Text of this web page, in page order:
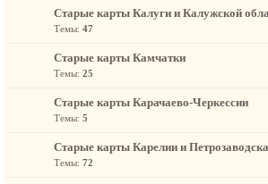
Старые карты Калуги и Калужской
Темы: 47
Старые карты Камчатки
Темы: 25
Старые карты Карачаево-Черкессии
Темы: 5
Старые карты Карелии и Петрозаводска
Темы: 72